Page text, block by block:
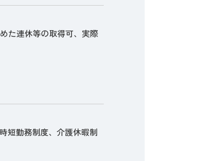
た連休等の取得可、実際
短勤務制度、介護休暇制